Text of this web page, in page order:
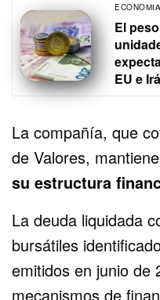
ECONOMÍA
El
EU e
La compañía, que
de Valores,
su estructura
La deuda liquidada
bursátiles
emitidos en junio de
mecanismos de